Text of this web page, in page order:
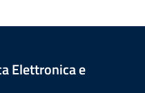
Elettronica e